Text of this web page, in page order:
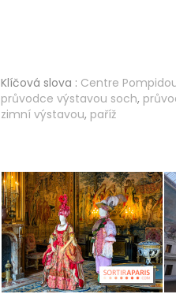
Klíčová slova : Centre
průvodce výstavou soch,
zimní výstavou, paříž